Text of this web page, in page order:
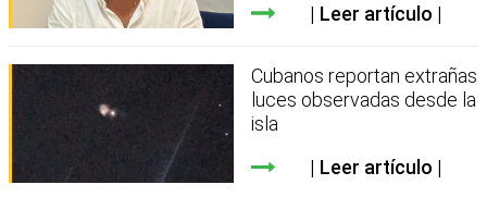
Leer artículo
Cubanos reportan extrañas
luces observadas desde la
isla
Leer artículo